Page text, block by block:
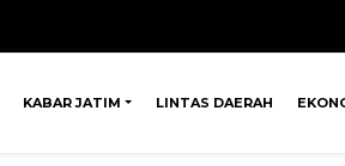
KABAR JATIM LINTAS DAERAH